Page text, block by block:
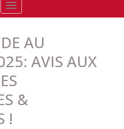
Toggle navigation
AU
AVIS AUX
&
!